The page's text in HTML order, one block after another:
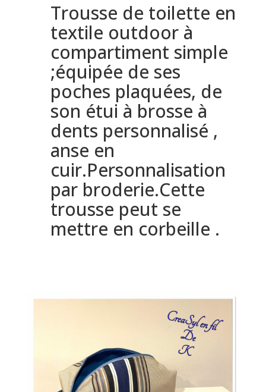
Trousse de toilette en
textile outdoor à
compartiment simple
;équipée de ses
poches plaquées, de
son étui à brosse à
dents personnalisé ,
anse en
cuir.Personnalisation
par broderie.Cette
trousse peut se
mettre en corbeille .